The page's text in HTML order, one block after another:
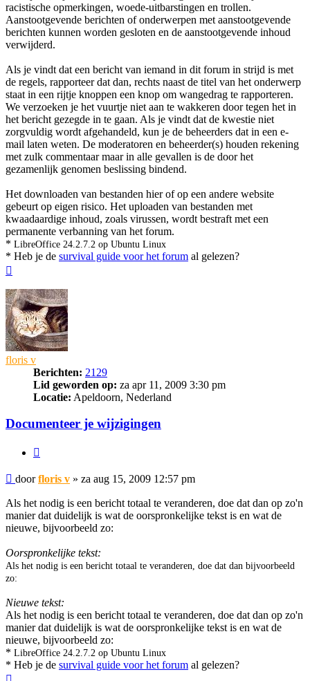
racistische opmerkingen, woede-uitbarstingen en trollen.
Aanstootgevende berichten of onderwerpen met aanstootgevende
berichten kunnen worden gesloten en de aanstootgevende inhoud
verwijderd.
Als je vindt dat een bericht van iemand in dit forum in strijd is met
de regels, rapporteer dat dan, rechts naast de titel van het onderwerp
staat in een rijtje knoppen een knop om wangedrag te rapporteren.
We verzoeken je het vuurtje niet aan te wakkeren door tegen het in
het bericht gezegde in te gaan. Als je vindt dat de kwestie niet
zorgvuldig wordt afgehandeld, kun je de beheerders dat in een e-
mail laten weten. De moderatoren en beheerder(s) houden rekening
met zulk commentaar maar in alle gevallen is de door het
gezamenlijk genomen beslissing bindend.
Het downloaden van bestanden hier of op een andere website
gebeurt op eigen risico. Het uploaden van bestanden met
kwaadaardige inhoud, zoals virussen, wordt bestraft met een
permanente verbanning van het forum.
* LibreOffice 24.2.7.2 op Ubuntu Linux
* Heb je de survival guide voor het forum al gelezen?
floris v
Berichten: 2129
Lid geworden op: za apr 11, 2009 3:30 pm
Locatie: Apeldoorn, Nederland
Documenteer je wijzigingen
Bericht
doorfloris v » za aug 15, 2009 12:57 pm
Als het nodig is een bericht totaal te veranderen, doe dat dan op zo'n
manier dat duidelijk is wat de oorspronkelijke tekst is en wat de
nieuwe, bijvoorbeeld zo:
Oorspronkelijke tekst:
Als het nodig is een bericht totaal te veranderen, doe dat dan bijvoorbeeld
zo:
Nieuwe tekst:
Als het nodig is een bericht totaal te veranderen, doe dat dan op zo'n
manier dat duidelijk is wat de oorspronkelijke tekst is en wat de
nieuwe, bijvoorbeeld zo:
* LibreOffice 24.2.7.2 op Ubuntu Linux
* Heb je de survival guide voor het forum al gelezen?